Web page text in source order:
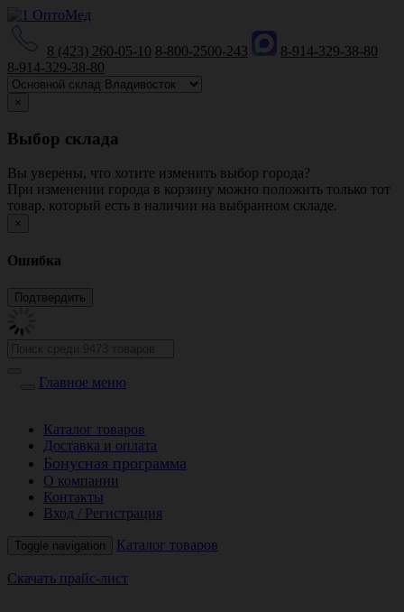
8 (423) 260-05-10 8-800-2500-243
8-914-329-38-80
8-914-329-38-80
×
Выбор склада
Вы уверены, что хотите изменить выбор города?
При изменении города в корзину можно положить только тот
товар, который есть в наличии на выбранном складе.
×
Ошибка
Главное меню
Каталог товаров
Доставка и оплата
Бонусная программа
О компании
Контакты
Вход / Регистрация
Toggle navigation Каталог товаров
Скачать прайс-лист